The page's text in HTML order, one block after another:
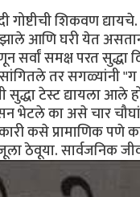
शिकवण
झाले आणि घरी येत
समक्ष परत सुद्धा
तर सगळ्यांनी
टेस्ट द्यायला आले
का असे चार चौघां
कसे प्रामाणिक पणे
ठेवूया. सार्वजनिक